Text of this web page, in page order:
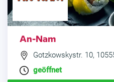
An-Nam
Gotzkowskystr. 10,
geöffnet